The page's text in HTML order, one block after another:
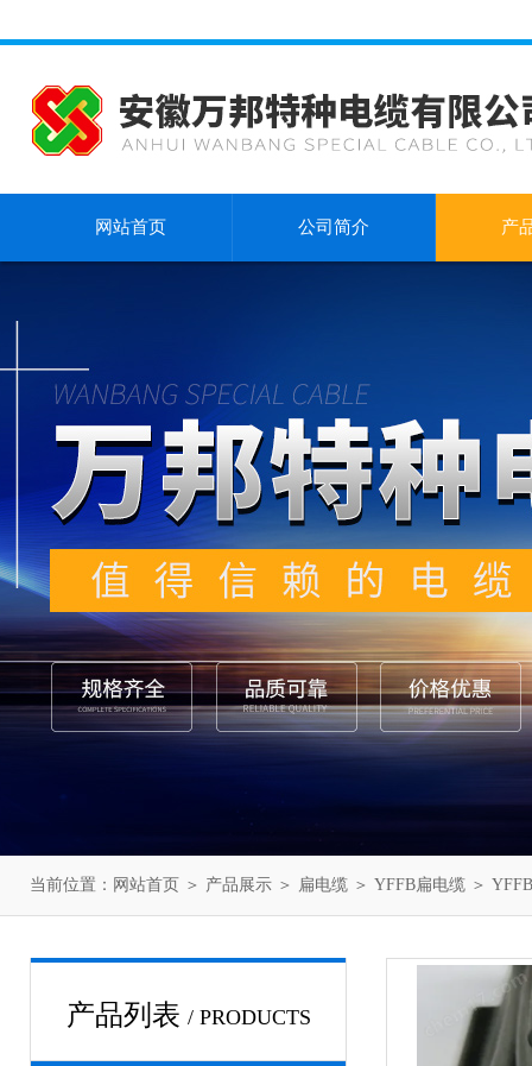
网站首页 公司简介 产
当前位置： 网站首页 ＞ 产品展示 ＞ 扁电缆 ＞ YFFB扁电缆 ＞
产品列表 / PRODUCTS